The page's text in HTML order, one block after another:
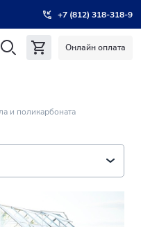
+7 (812) 318-318-9
Онлайн оплата
и поликарбоната